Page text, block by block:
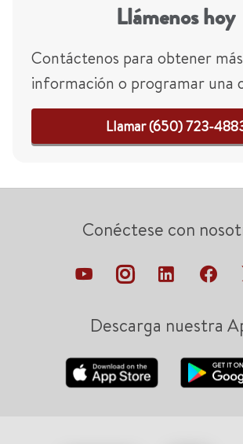
Llámenos hoy
Contáctenos para obtener más
información o programar una
Llamar (650) 723-
Conéctese con
Descarga nuestra